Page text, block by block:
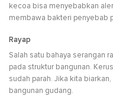
kecoa bisa menyebabkan
membawa bakteri penyebab
Rayap
Salah satu bahaya serangan
pada struktur bangunan.
sudah parah. Jika kita
bangunan gudang.